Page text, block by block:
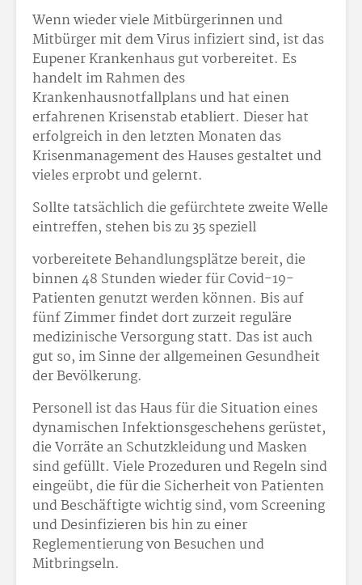
Wenn wieder viele Mitbürgerinnen und
Mitbürger mit dem Virus infiziert sind, ist das
Eupener Krankenhaus gut vorbereitet. Es
handelt im Rahmen des
Krankenhausnotfallplans und hat einen
erfahrenen Krisenstab etabliert. Dieser hat
erfolgreich in den letzten Monaten das
Krisenmanagement des Hauses gestaltet und
vieles erprobt und gelernt.
Sollte tatsächlich die gefürchtete zweite Welle
eintreffen, stehen bis zu 35 speziell
vorbereitete Behandlungsplätze bereit, die
binnen 48 Stunden wieder für Covid-19-
Patienten genutzt werden können. Bis auf
fünf Zimmer findet dort zurzeit reguläre
medizinische Versorgung statt. Das ist auch
gut so, im Sinne der allgemeinen Gesundheit
der Bevölkerung.
Personell ist das Haus für die Situation eines
dynamischen Infektionsgeschehens gerüstet,
die Vorräte an Schutzkleidung und Masken
sind gefüllt. Viele Prozeduren und Regeln sind
eingeübt, die für die Sicherheit von Patienten
und Beschäftigte wichtig sind, vom Screening
und Desinfizieren bis hin zu einer
Reglementierung von Besuchen und
Mitbringseln.